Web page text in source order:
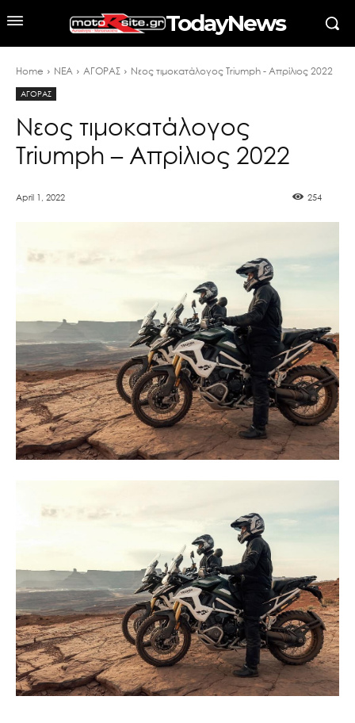
TodayNews
Home ΝΕΑ ΑΓΟΡΑΣ Νεος τιμοκατάλογος Triumph - Απρίλιος 2022
ΑΓΟΡΑΣ
Νεος τιμοκατάλογος
Triumph – Απρίλιος 2022
April 1, 2022 254